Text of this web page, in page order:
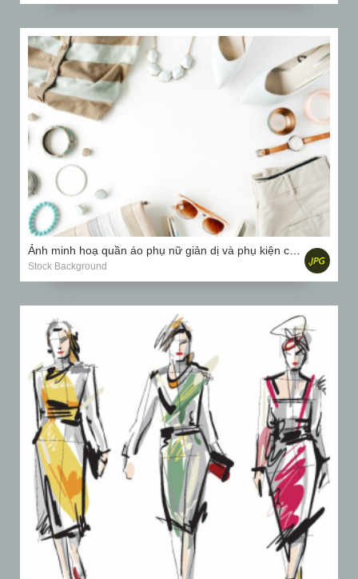
Stock Background